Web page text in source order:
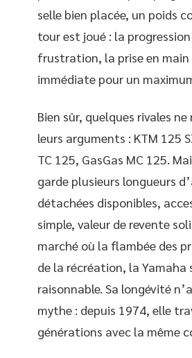
selle bien placée, un poids
tour est joué : la progression
frustration, la prise en main
immédiate pour un
Bien sûr, quelques rivales
leurs arguments : KTM 125
TC 125, GasGas MC 125.
garde plusieurs longueurs
détachées disponibles,
simple, valeur de revente
marché où la flambée des
de la récréation, la Yamaha
raisonnable. Sa longévité
mythe : depuis 1974, elle
générations avec la même